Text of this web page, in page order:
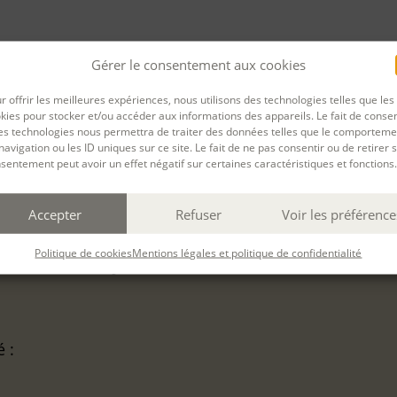
Gérer le consentement aux cookies
offrir les meilleures expériences, nous utilisons des technologies telles que les
pour stocker et/ou accéder aux informations des appareils. Le fait de
technologies nous permettra de traiter des données telles que le
ou les ID uniques sur ce site. Le fait de ne pas consentir ou de retirer
peut avoir un effet négatif sur certaines caractéristiques et fonctions.
Accepter Refuser Voir les
Politique de cookiesMentions légales et politique de confidentialité
PARTAGER
mise à jour : 13/05/2026
Arts de Lyondu24 Oct. 2026au24 Oct. 2026
: